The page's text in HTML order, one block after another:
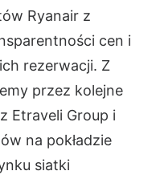
Ryanair z
cen i
rezerwacji. Z
przez kolejne
Etraveli Group i
na pokładzie
siatki